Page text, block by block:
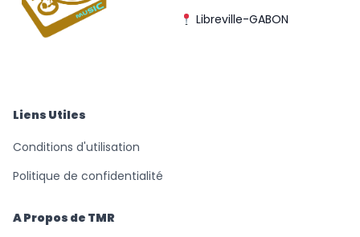
Libreville-GABON
Liens Utiles
Conditions d'utilisation
Politique de confidentialité
A Propos de TMR